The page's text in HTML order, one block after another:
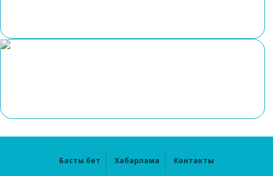
Басты бет Хабарлама Контакты